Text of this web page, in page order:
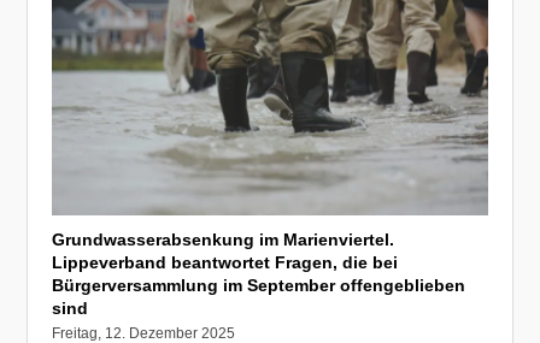
Grundwasserabsenkung im Marienviertel.
Lippeverband beantwortet Fragen, die bei
Bürgerversammlung im September offengeblieben
sind
Freitag, 12. Dezember 2025